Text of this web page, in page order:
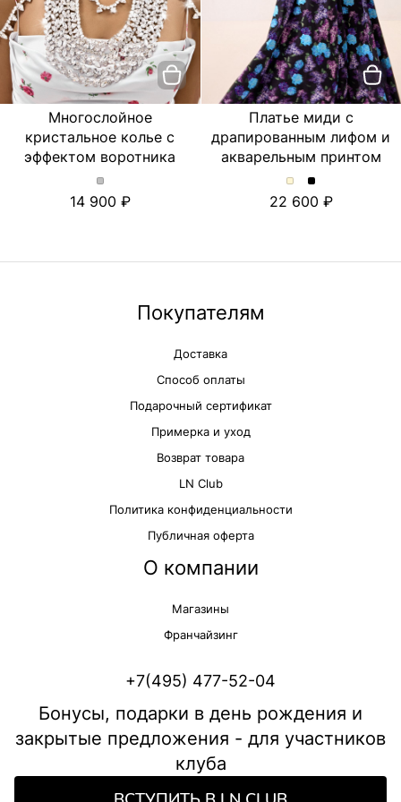
Многослойное
кристальное колье с
эффектом воротника
Многослойное
кристальное
Серебряный
14 900
Платье миди с
драпированным лифом и
акварельным принтом
Платье
миди
Платье
миди
22 600
Покупателям
Доставка
Способ оплаты
Подарочный сертификат
Примерка и уход
Возврат товара
LN Club
Политика конфиденциальности
Публичная оферта
О компании
Магазины
Франчайзинг
+7(495) 477-52-04
Бонусы, подарки в день рождения и
закрытые предложения - для участников
клуба